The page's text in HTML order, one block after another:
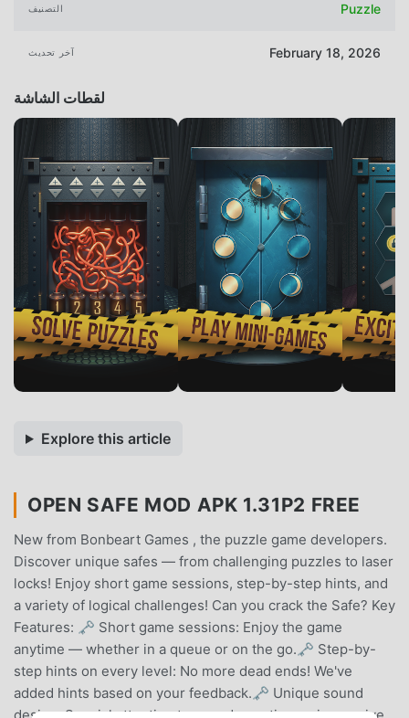
التصنيف Puzzle
آخر تحديث February 18, 2026
لقطات الشاشة
Explore this article
OPEN SAFE MOD APK 1.31P2 FREE
New from Bonbeart Games , the puzzle game developers.
Discover unique safes — from challenging puzzles to laser
locks! Enjoy short game sessions, step-by-step hints, and
a variety of logical challenges! Can you crack the Safe? Key
Features: 🗝 Short game sessions: Enjoy the game
anytime — whether in a queue or on the go.🗝 Step-by-
step hints on every level: No more dead ends! We've
added hints based on your feedback.🗝 Unique sound